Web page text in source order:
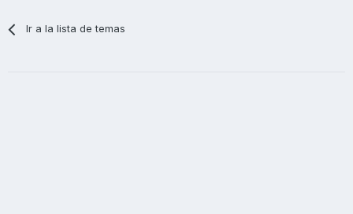
Ir a la lista de temas